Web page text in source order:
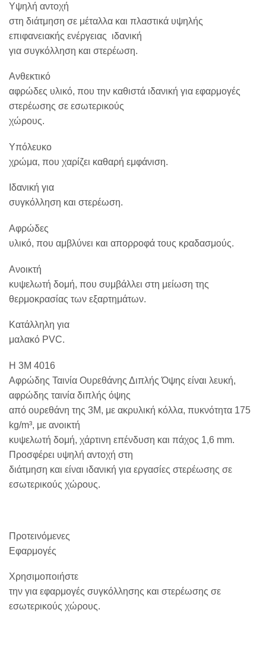
Υψηλή αντοχή
στη διάτμηση σε μέταλλα και πλαστικά υψηλής
επιφανειακής ενέργειας  ιδανική
για συγκόλληση και στερέωση.
Ανθεκτικό
αφρώδες υλικό, που την καθιστά ιδανική για εφαρμογές
στερέωσης σε εσωτερικούς
χώρους.
Υπόλευκο
χρώμα, που χαρίζει καθαρή εμφάνιση.
Ιδανική για
συγκόλληση και στερέωση.
Αφρώδες
υλικό, που αμβλύνει και απορροφά τους κραδασμούς.
Ανοικτή
κυψελωτή δομή, που συμβάλλει στη μείωση της
θερμοκρασίας των εξαρτημάτων.
Κατάλληλη για
μαλακό PVC.
Η 3M 4016
Αφρώδης Ταινία Ουρεθάνης Διπλής Όψης είναι λευκή,
αφρώδης ταινία διπλής όψης
από ουρεθάνη της 3M, με ακρυλική κόλλα, πυκνότητα 175
kg/m³, με ανοικτή
κυψελωτή δομή, χάρτινη επένδυση και πάχος 1,6 mm.
Προσφέρει υψηλή αντοχή στη
διάτμηση και είναι ιδανική για εργασίες στερέωσης σε
εσωτερικούς χώρους.
Προτεινόμενες
Εφαρμογές
Χρησιμοποιήστε
την για εφαρμογές συγκόλλησης και στερέωσης σε
εσωτερικούς χώρους.